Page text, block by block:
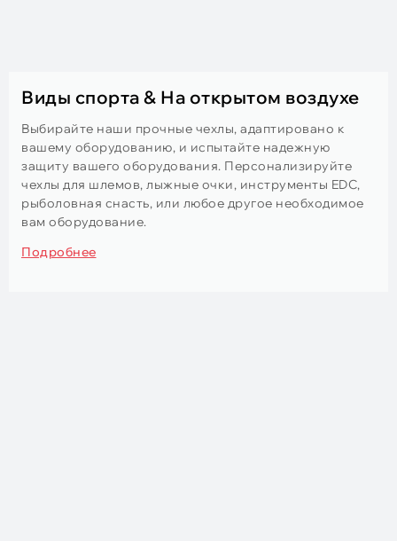
Виды спорта & На открытом воздухе
Выбирайте наши прочные чехлы, адаптировано к
вашему оборудованию, и испытайте надежную
защиту вашего оборудования. Персонализируйте
чехлы для шлемов, лыжные очки, инструменты EDC,
рыболовная снасть, или любое другое необходимое
вам оборудование.
Подробнее